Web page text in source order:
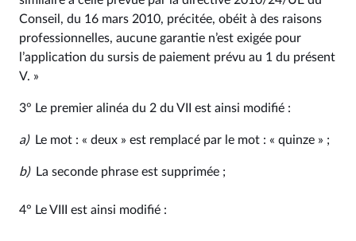
Conseil, du 16 mars 2010, précitée, obéit à des raisons
professionnelles, aucune garantie n’est exigée pour
l’application du sursis de paiement prévu au 1 du présent
V. »
3° Le premier alinéa du 2 du VII est ainsi modifié :
a)Le mot : « deux » est remplacé par le mot : « quinze » ;
b)La seconde phrase est supprimée ;
4° Le VIII est ainsi modifié :